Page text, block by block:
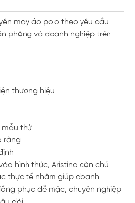
may áo polo theo yêu cầu
phòng và doanh nghiệp trên
thương hiệu
mẫu thử
ràng
hình thức, Aristino còn chú
thực tế nhằm giúp doanh
phục dễ mặc, chuyên nghiệp